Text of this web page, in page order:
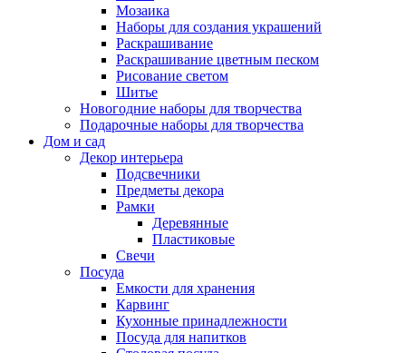
Мозаика
Наборы для создания украшений
Раскрашивание
Раскрашивание цветным песком
Рисование светом
Шитье
Новогодние наборы для творчества
Подарочные наборы для творчества
Дом и сад
Декор интерьера
Подсвечники
Предметы декора
Рамки
Деревянные
Пластиковые
Свечи
Посуда
Емкости для хранения
Карвинг
Кухонные принадлежности
Посуда для напитков